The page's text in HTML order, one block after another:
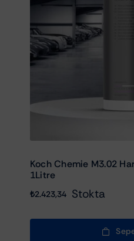
Koch Chemie M3.02
1Litre
₺2.423,34 Stokta